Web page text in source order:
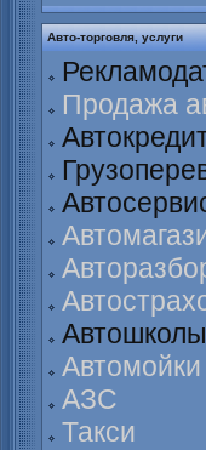
Авто-торговля, услуги
Продажа
Автошколы
Автомойки
АЗС
Такси